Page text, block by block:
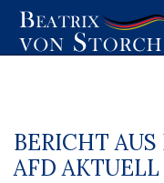
BERICHT
AFD